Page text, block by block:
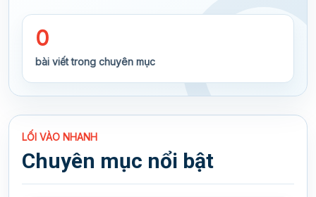
0
bài viết trong chuyên mục
LỐI VÀO NHANH
Chuyên mục nổi bật